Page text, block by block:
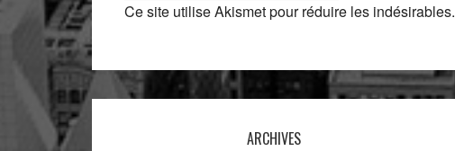
Ce site utilise Akismet pour réduire les indésirables.
ARCHIVES